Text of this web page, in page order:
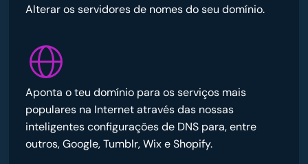
Alterar os servidores de nomes do seu domínio.
Aponta o teu domínio para os serviços mais
populares na Internet através das nossas
inteligentes configurações de DNS para, entre
outros, Google, Tumblr, Wix e Shopify.